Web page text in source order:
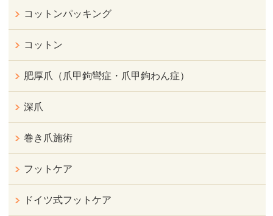
コットンパッキング
コットン
肥厚爪（爪甲鉤彎症・爪甲鉤わん症）
深爪
巻き爪施術
フットケア
ドイツ式フットケア